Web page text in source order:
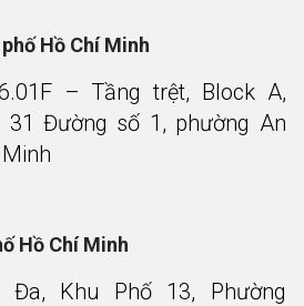
Hồ Chí Minh
– Tầng trệt, Block A,
31 Đường số 1, phường An
Hồ Chí Minh
Đa, Khu Phố 13, Phường